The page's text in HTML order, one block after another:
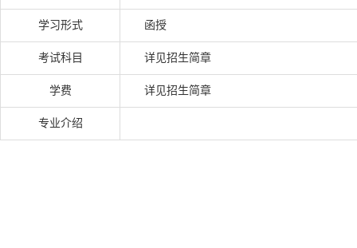
学习形式 函授
考试科目 详见招生简章
学费 详见招生简章
专业介绍